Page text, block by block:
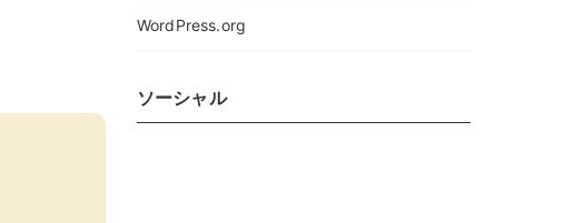
WordPress.org
ソーシャル